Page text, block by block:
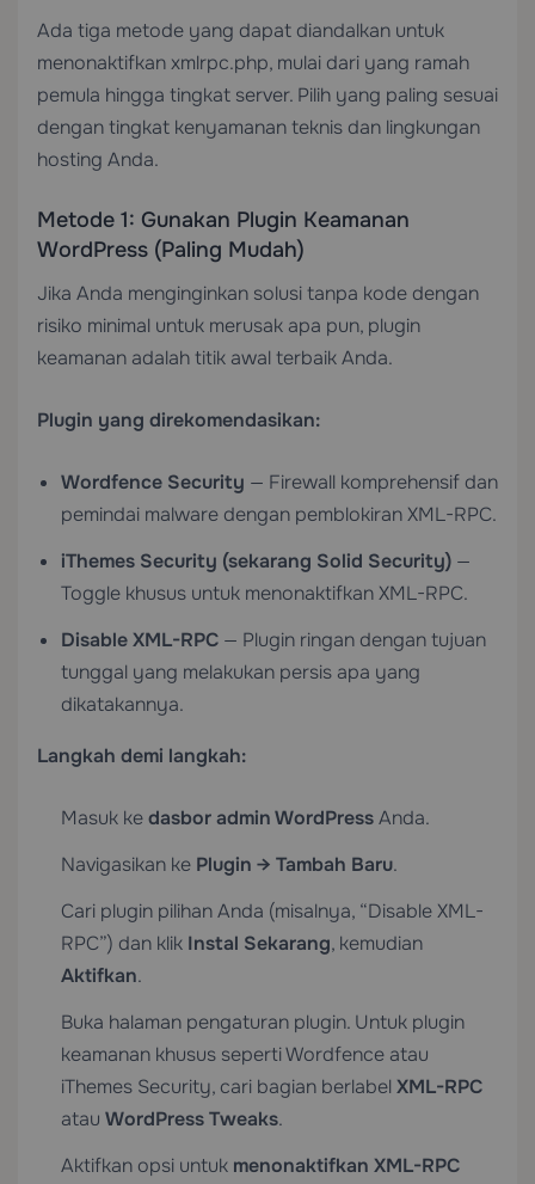
Ada tiga metode yang dapat diandalkan untuk
menonaktifkan xmlrpc.php, mulai dari yang ramah
pemula hingga tingkat server. Pilih yang paling sesuai
dengan tingkat kenyamanan teknis dan lingkungan
hosting Anda.
Metode 1: Gunakan Plugin Keamanan
WordPress (Paling Mudah)
Jika Anda menginginkan solusi tanpa kode dengan
risiko minimal untuk merusak apa pun, plugin
keamanan adalah titik awal terbaik Anda.
Plugin yang direkomendasikan:
Wordfence Security — Firewall komprehensif dan
pemindai malware dengan pemblokiran XML-RPC.
iThemes Security (sekarang Solid Security) —
Toggle khusus untuk menonaktifkan XML-RPC.
Disable XML-RPC — Plugin ringan dengan tujuan
tunggal yang melakukan persis apa yang
dikatakannya.
Langkah demi langkah:
Masuk kedasbor admin WordPressAnda.
Navigasikan ke Plugin → Tambah Baru.
Cari plugin pilihan Anda (misalnya, “Disable XML-
RPC”) dan klik Instal Sekarang, kemudian
Aktifkan.
Buka halaman pengaturan plugin. Untuk plugin
keamanan khusus seperti Wordfence atau
iThemes Security, cari bagian berlabel XML-RPC
atau WordPress Tweaks.
Aktifkan opsi untuk menonaktifkan XML-RPC